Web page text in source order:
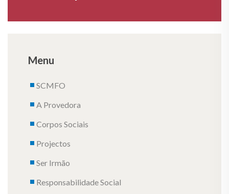
Menu
SCMFO
A Provedora
Corpos Sociais
Projectos
Ser Irmão
Responsabilidade Social